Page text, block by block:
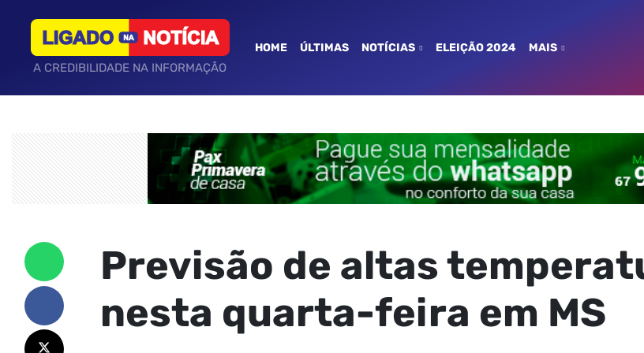
A CREDIBILIDADE NA INFORMAÇÃO
HOME ÚLTIMAS NOTÍCIAS ELEIÇÃO 2024 MAIS
Previsão de altas
nesta quarta-feira em MS